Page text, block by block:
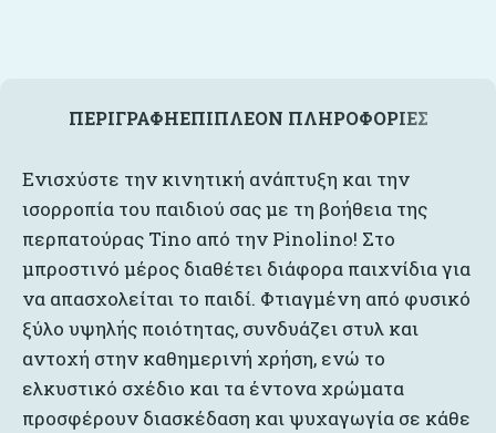
ΠΕΡΙΓΡΑΦΉΕΠΙΠΛΈΟΝ ΠΛΗΡΟΦΟΡΊΕΣ
Ενισχύστε την κινητική ανάπτυξη και την
ισορροπία του παιδιού σας με τη βοήθεια της
περπατούρας Tino από την Pinolino! Στο
μπροστινό μέρος διαθέτει διάφορα παιχνίδια για
να απασχολείται το παιδί. Φτιαγμένη από φυσικό
ξύλο υψηλής ποιότητας, συνδυάζει στυλ και
αντοχή στην καθημερινή χρήση, ενώ το
ελκυστικό σχέδιο και τα έντονα χρώματα
προσφέρουν διασκέδαση και ψυχαγωγία σε κάθε